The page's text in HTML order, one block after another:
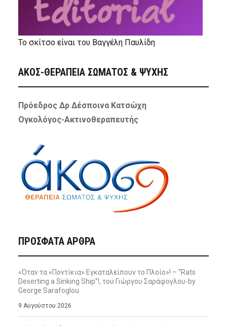
Το σκίτσο είναι του Βαγγέλη Παυλίδη
ΑΚΟΣ-ΘΕΡΑΠΕΙΑ ΣΩΜΑΤΟΣ & ΨΥΧΗΣ
Πρόεδρος Δρ Δέσποινα Κατσώχη
Ογκολόγος-Ακτινοθεραπευτής
ΠΡΌΣΦΑΤΑ ΆΡΘΡΑ
«Όταν τα «Ποντίκια» Εγκαταλείπουν το Πλοίο»! – “Rats
Deserting a Sinking Ship”!, του Γιώργου Σαράφογλου-by
George Sarafoglou
9 Αυγούστου 2026